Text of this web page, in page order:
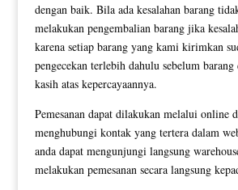
dengan baik. Bila ada kesalahan barang
melakukan pengembalian barang jika
karena setiap barang yang kami kirimkan
pengecekan terlebih dahulu sebelum
kasih atas kepercayaannya.
Pemesanan dapat dilakukan melalui online
menghubungi kontak yang tertera dalam
anda dapat mengunjungi langsung
melakukan pemesanan secara langsung